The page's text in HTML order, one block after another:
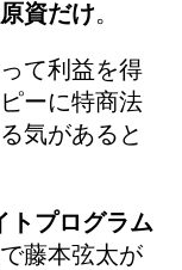
資だけ。
て利益を得
ーに特商法
気があると
トプログラム
藤本弦太が